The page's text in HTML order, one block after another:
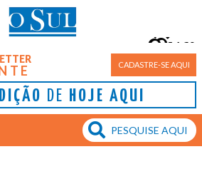
CADASTRE-SE AQUI
DE HOJE AQUI
Porto Alegre
16°